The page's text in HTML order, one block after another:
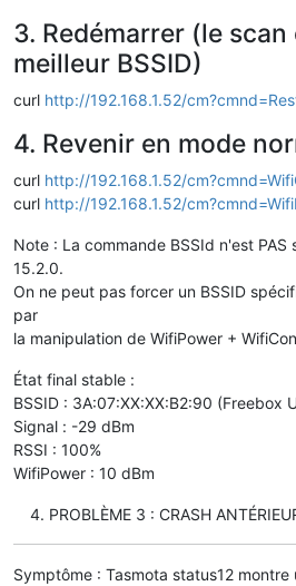
3. Redémarrer (le
meilleur BSSID)
curl http://192.168.1.52/
4. Revenir en mode
curl http://192.168.1.52/
curl http://192.168.1.52/
Note : La commande BSSId n'est
15.2.0.
On ne peut pas forcer un BSSID
par
la manipulation de WifiPower +
État final stable :
BSSID : 3A:07:XX:XX:B2:90 (Freebox
Signal : -29 dBm
RSSI : 100%
WifiPower : 10 dBm
PROBLÈME 3 : CRASH
Symptôme : Tasmota status12 montre